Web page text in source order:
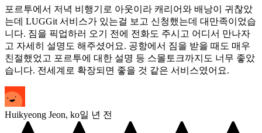
포르투에서 저녁 비행기로 아웃이라 캐리어와 배낭이 귀찮았
는데 LUGGit 서비스가 있는걸 보고 신청했는데 대만족이었습
니다. 짐을 픽업하러 오기 전에 전화도 주시고 어디서 만나자
고 자세히 설명도 해주셨어요. 공항에서 짐을 받을 때도 매우
친절했었고 포르투에 대한 설명 등 스몰토크까지도 너무 좋았
습니다. 전세계로 확장되면 좋을 것 같은 서비스였어요.
Huikyeong Jeon, ko일 년 전